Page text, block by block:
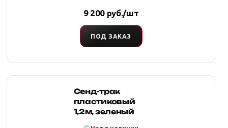
9 200 руб./шт
ПОД ЗАКАЗ
Сенд-трак
пластиковый
1,2м, зеленый